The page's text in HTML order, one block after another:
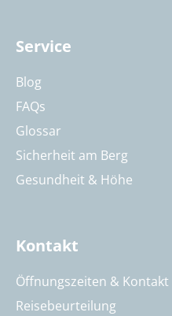
Service
Blog
FAQs
Glossar
Sicherheit am Berg
Gesundheit & Höhe
Kontakt
Öffnungszeiten & Kontakt
Reisebeurteilung